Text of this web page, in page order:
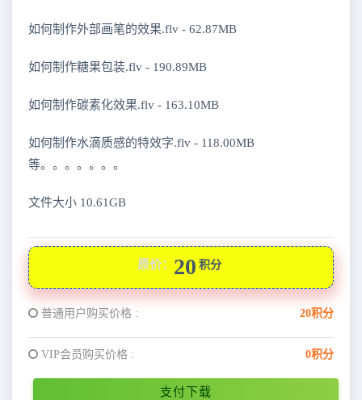
如何制作外部画笔的效果.flv - 62.87MB
如何制作糖果包装.flv - 190.89MB
如何制作碳素化效果.flv - 163.10MB
如何制作水滴质感的特效字.flv - 118.00MB
等。。。。。。。
文件大小 10.61GB
原价： 20 积分
普通用户购买价格 : 20积分
VIP会员购买价格 : 0积分
支付下载